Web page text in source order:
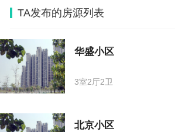
TA发布的房源列表
华盛小区
3室2厅2卫
北京小区